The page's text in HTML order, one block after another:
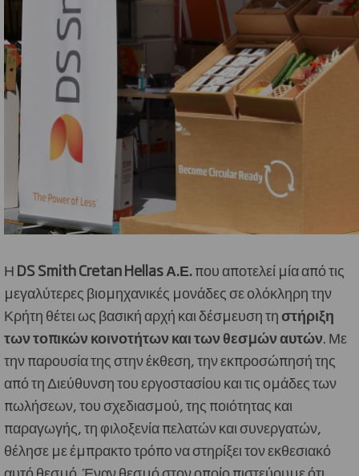
ΗDS Smith Cretan Hellas Α.Ε.που αποτελεί μία από τις
μεγαλύτερες βιομηχανικές μονάδες σε ολόκληρη την
Κρήτη θέτει ως βασική αρχή και δέσμευση τηστήριξη
των τοπικών κοινοτήτων και των θεσμών αυτών. Με
την παρουσία της στην έκθεση, την εκπροσώπησή της
από τη Διεύθυνση του εργοστασίου και τις ομάδες των
πωλήσεων, του σχεδιασμού, της ποιότητας και
παραγωγής, τη φιλοξενία πελατών και συνεργατών,
θέλησε με έμπρακτο τρόπο να στηρίξει τον εκθεσιακό
αυτό θεσμό. Έναν θεσμό στον οποίο πιστεύουμε ότι